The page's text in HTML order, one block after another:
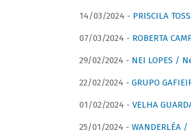
14/03/2024 - PRISCILA
07/03/2024 - ROBERTA
29/02/2024 - NEI LOPES /
22/02/2024 - GRUPO
01/02/2024 - VELHA
25/01/2024 - WANDERLÉA